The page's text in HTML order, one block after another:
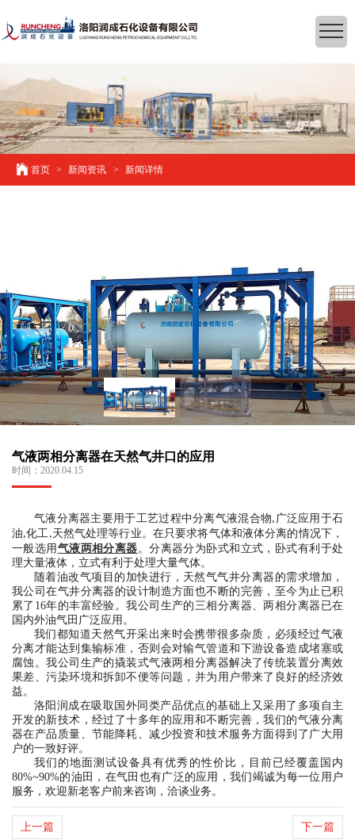
首页 > 新闻资讯 > 新闻详情
气液两相分离器在天然气井口的应用
时间： 2020.04.15
气液分离器主要用于工艺过程中分离气液混合物, 广泛应用于石
油,化工 ,天然气处理等行业 。在只要求将气体和液体分离的情况下，
一般选用 气液两相分离器 。分离器分为卧式和立式，卧式有利于处
理大量液体，立式有利于处理大量气体。
随着油改气项目的加快进行，天然气气井分离器的需求增加，
我公司在气井分离器的设计制造方面也不断的完善，至今为止已积
累了 16年的丰富经验。我公司生产的三相分离器、两相分离器已在
国内外油气田广泛应用。
我们都知道天然气开采出来时会携带很多杂质，必须经过气液
分离才能达到集输标准，否则会对输气管道和下游设备造成堵塞或
腐蚀。我公司生产的撬装式气液两相分离器解决了传统装置分离效
果差、污染环境和拆卸不便等问题，并为用户带来了良好的经济效
益。
洛阳润成在吸取国外同类产品优点的基础上又采用了多项自主
开发的新技术，经过了十多年的应用和不断完善，我们的气液分离
器在产品质量、节能降耗、减少投资和技术服务方面得到了广大用
户的一致好评。
我们的地面测试设备具有优秀的性价比，目前已经覆盖国内
80%~90%的油田，在气田也有广泛的应用，我们竭诚为每一位用户
服务，欢迎新老客户前来咨询，洽谈业务。
上一篇 下一篇